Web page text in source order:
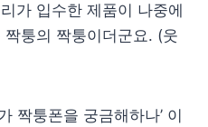
가 입수한 제품이 나중에
퉁의 짝퉁이더군요. (웃
짝퉁폰을 궁금해하나’ 이